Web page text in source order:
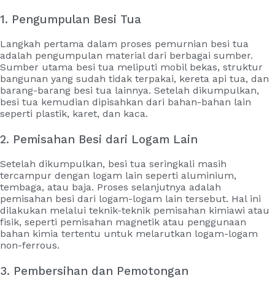
1. Pengumpulan Besi Tua
Langkah pertama dalam proses pemurnian besi tua
adalah pengumpulan material dari berbagai sumber.
Sumber utama besi tua meliputi mobil bekas, struktur
bangunan yang sudah tidak terpakai, kereta api tua, dan
barang-barang besi tua lainnya. Setelah dikumpulkan,
besi tua kemudian dipisahkan dari bahan-bahan lain
seperti plastik, karet, dan kaca.
2. Pemisahan Besi dari Logam Lain
Setelah dikumpulkan, besi tua seringkali masih
tercampur dengan logam lain seperti aluminium,
tembaga, atau baja. Proses selanjutnya adalah
pemisahan besi dari logam-logam lain tersebut. Hal ini
dilakukan melalui teknik-teknik pemisahan kimiawi atau
fisik, seperti pemisahan magnetik atau penggunaan
bahan kimia tertentu untuk melarutkan logam-logam
non-ferrous.
3. Pembersihan dan Pemotongan